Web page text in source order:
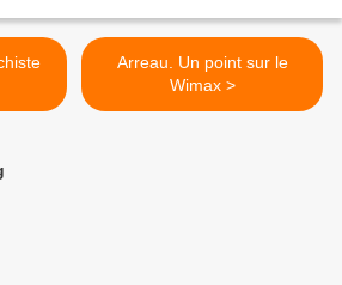
Arreau. Un point sur le
Wimax >